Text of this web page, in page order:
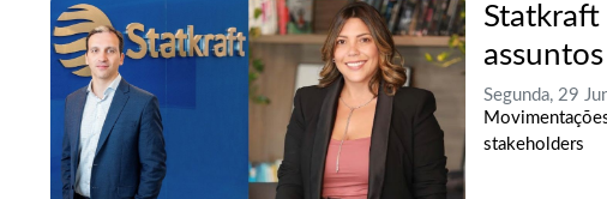
Statkraft
Segunda, 29
stakeholders